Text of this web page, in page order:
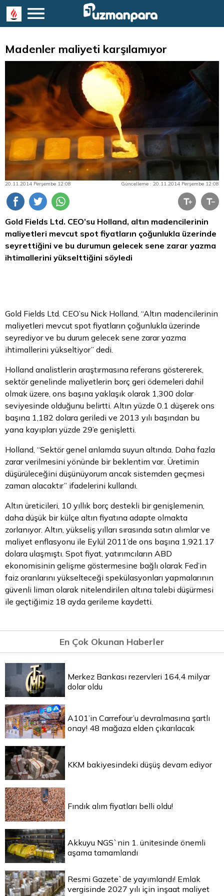
Madenler maliyeti karşılamıyor
20.11.2014 Perşembe 12:08 Güncelleme : 20.11.2014 Perşembe 12:08
Gold Fields Ltd. CEO’su Holland, altın madencilerinin
maliyetleri mevcut spot fiyatların çoğunlukla üzerinde
seyrettiğini ve bu durumun gelecek sene zarar yazma
ihtimallerini yükselttiğini söyledi
Gold Fields Ltd. CEO’su Nick Holland, “Altın madencilerinin
maliyetleri mevcut spot fiyatların çoğunlukla üzerinde
seyrediyor ve bu durum gelecek sene zarar yazma
ihtimallerini yükseltiyor” dedi.
Holland analistlerin araştırmasına referans göstererek,
sektör genelinde maliyetlerin borç geri ödemeleri dahil
olmak üzere, ons başına yaklaşık olarak 1,300 dolar
seviyesinde olduğunu belirtti. Altın yüzde 0.1 düşerek ons
başına 1,182 dolara geriledi ve 2013 yılı başından bu
yana kayıpları yüzde 29’e genişletti.
Holland, “Sektör genel anlamda suyun altında. Daha fazla
zarar verilmesini yönünde bir beklentim var. Üretimin
düşürüleceğini düşünüyorum ancak sistemden geçmesi
zaman alacaktır” ifadelerini kullandı.
Altın üreticileri, 10 yıllık borç destekli bir genişlemenin,
daha düşük bir külçe altın fiyatına adapte olmakta
zorlanıyor. Altın, yükseliş yılları sırasında satın alımlar ve
maliyet enflasyonu ile Eylül 2011’de ons başına 1,921.17
dolara ulaşmıştı. Spot fiyat, yatırımcıların ABD
ekonomisinin gelişme göstermesine bağlı olarak Fed’in
faiz oranlarını yükselteceği spekülasyonları yapmalarının
güvenli liman olarak nitelendirilen altına talebi düşürmesi
ile geçtiğimiz 18 ayda gerileme kaydetti.
En Çok Okunan Haberler
Merkez Bankası rezervleri 164,4 milyar
dolar oldu
A101’in Carrefour’u devralmasına şartlı
onay! 48 mağaza elden çıkarılacak
KKM bakiyesindeki düşüş devam ediyor
Fındık alım fiyatları belli oldu!
Akkuyu NGS`nin 1. ünitesinde önemli
aşama tamamlandı
Resmi Gazete`de yayımlandı! Emlak
vergisinde 2027 yılı için inşaat maliyet